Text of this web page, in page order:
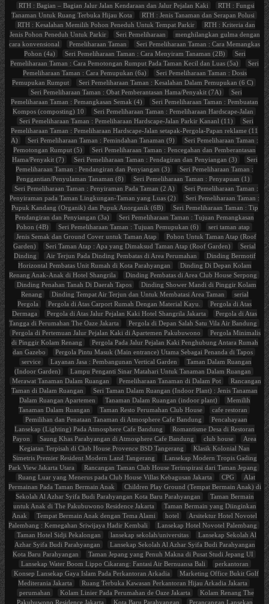
RTH : Bagian – Bagian Jalur Jalan Kendaraan dan Jalur Pejalan Kaki
RTH : Fungsi
Tanaman Untuk Ruang Terbuka Hijau Kota
RTH : Jenis Tanaman dan Serapan Polusi
RTH : Kesalahan Memilih Pohon Peneduh Untuk Tempat Parkir
RTH : Kriteria dan
Jenis Pohon Peneduh Untuk Parkir
Seri Pemeliharaan
menghilangkan gulma dengan
cara konvensional
Pemeliharaan Taman
Seri Pemeliharaan Taman : Cara Memangkas
Pohon (4a)
Seri Pemeliharaan Taman : Cara Menyiram Tanaman (2B)
Seri
Pemeliharaan Taman : Cara Pemotongan Rumput Pada Taman Kecil dan Luas (5a)
Seri
Pemeliharaan Taman : Cara Pemupukan (6a)
Seri Pemeliharaan Taman : Dosis
Pemupukan Rumput
Seri Pemeliharaan Taman : Kesalahan Dalam Pemupukan (6 C)
Seri Pemeliharaan Taman : Obat Pemberantasan Hama/Penyakit (7A)
Seri
Pemeliharaan Taman : Pemangkasan Semak (4)
Seri Pemeliharaan Taman : Pembuatan
Kompos (composting) 10
Seri Pemeliharaan Taman : Pemeliharaan Hardscape-Jalan
Seri Pemeliharaan Taman : Pemeliharaan Hardscape-Jalan Parkir Kananl (11)
Seri
Pemeliharaan Taman : Pemeliharaan Hardscape-Jalan setapak-Pergola-Papan reklame (11
A)
Seri Pemeliharaan Taman : Pemindahan Tanaman (9)
Seri Pemeliharaan Taman :
Pemotongan Rumput (5)
Seri Pemeliharaan Taman : Pencegahan dan Pemberantasan
Hama/Penyakit (7)
Seri Pemeliharaan Taman : Pendagiran dan Penyiangan (3)
Seri
Pemeliharaan Taman : Pendangiran dan Penyiangan (3)
Seri Pemeliharaan Taman :
Penggantian/Penyulaman Tanaman (8)
Seri Pemeliharaan Taman : Penyapuan (1)
Seri Pemeliharaan Taman : Penyiraman Pada Taman (2 A)
Seri Pemeliharaan Taman :
Penyiraman pada Taman Lingkungan-Taman yang Luas (2)
Seri Pemeliharaan Taman :
Pupuk Kandang (Organik) dan Pupuk Anorganik (6B)
Seri Pemeliharaan Taman : Tip
Pendangiran dan Penyiangan (3a)
Seri Pemeliharaan Taman : Tujuan Pemangkasan
Pohon (4B)
Seri Pemeliharaan Taman : Tujuan Pemupukan (6)
seri taman atap
Jenis Semak dan Ground Cover untuk Taman Atap
Pohon Untuk Taman Atap (Roof
Garden)
Seri Taman Atap : Apa yang Dimaksud Taman Atap (Roof Garden)
Serial
Dinding
Air Terjun Pada Dinding Pembatas di Area Perumahan
Dinding Bermotif
Horizontal Pembatas Unit Rumah di Kota Parahyangan
Dinding Di Depan Kolam
Renang Anak-Anak di Hotel Shangrila
Dinding Pembatas di Area Club House Serpong
Dinding Penahan Tanah Di Daerah Tapos
Dinding Shower Mandi di Pinggir Kolam
Renang
Dinding Tempat Air Terjun dan Untuk Membatasi Area Taman
serial
Pergola
Pergola di Atas Carport Rumah Dengan Material Kayu.
Pergola di Atas
Dermaga
Pergola di Atas Jalur Pejalan Kaki Hotel Shangrila Jakarta
Pergola di Atas
Tangga di Perumahan The Oaze Jakarta
Pergola di Depan Salah Satu Vila Air Bandung
Pergola di Pertemuan Jalur Pejalan Kaki di Apartemen Pakubuwono
Pergola Minimalis
di Pinggir Kolam Renang
Pergola Pada Jalur Pejalan Kaki Penghubung Antara Rumah
dan Gazebo
Pergola Pintu Masuk (Main entrance) Utama Sebagai Penanda di Tapos
service
Layanan Jasa : Pembangunan Vertical Garden
Taman Dalam Ruangan
(Indoor Garden)
Lampu Penganti Sinar Matahari Untuk Tanaman Dalam Ruangan
Merawat Tanaman Dalam Ruangan
Pemeliharaan Tanaman di Dalam Pot
Rancangan
Taman di Dalam Ruangan
Seri Taman Dalam Ruangan (Indoor Plant) : Jenis Tanaman
Dalam Ruangan Apartemen
Tanaman Dalam Ruangan (indoor plant)
Memilih
Tanaman Dalam Ruangan
Taman Resto Perumahan Club House
cafe restoran
Pemilihan dan Penataan Tanaman di Atmosphere Cafe Bandung
Pencahayaan
Lansekap (Lighting) Pada Atmosphere Cafe Bandung
Romantisme Desa di Restoran
Payon
Saung Khas Parahyangan di Atmosphere Cafe Bandung club house
Area
Kegiatan Terpisah di Club House Provence BSD Tangerang
Klasik Kolonial Nan
Simetris Premier Resident Modern Land Tangerang
Lansekap Modern Tropis Gading
Park View Jakarta Utara
Rancangan Taman Club House Terinspirasi dari Taman Jepang
Ruang Luar yang Menerus pada Club House Villas Kebagusan Jakarta
CPG
Alat
Permainan Pada Taman Bermain Anak
Children Play Ground (Tempat Bermain Anak) di
Sekolah Al Azhar Syifa Budi Parahyangan Kota Baru Parahyangan
Taman Bermain
untuk Anak di The Pakubuwono Residence Jakarta
Taman Bermain yang Diinginkan
Anak
Tempat Bermain Anak dengan Tema Alami hotel
Arsitektur Hotel Novotel
Palembang : Kemegahan Sriwijaya Hadir Kembali
Lansekap Hotel Novotel Palembang
Taman Hotel Sidji Pekalongan
lansekap sekolah/universitas
Lansekap Sekolah Al
Azhar Syifa Budi Parahyangan
Lansekap Sekolah Al Azhar Syifa Budi Parahyangan
Kota Baru Parahyangan
Taman Jepang yang Penuh Makna di Pusat Studi Jepang UI
Lansekap Water Boom Lippo Cikarang: Fantasi Air Bernuansa Bali
perkantoran
Konsep Lansekap Gaya Islam Pada Perkantoran Arkadia
Marketing Office Bukit Golf
Mediterania Jakarta
Ruang Terbuka Kawasan Perkantoran Hijau Arkadia Jakarta
perumahan
Kolam Linier Pada Perumahan de Oaze Jakarta
Kolam Renang The
Pakubuwono Residence Jakarta
Kota Baru Parahyangan
Perancangan Lansekap